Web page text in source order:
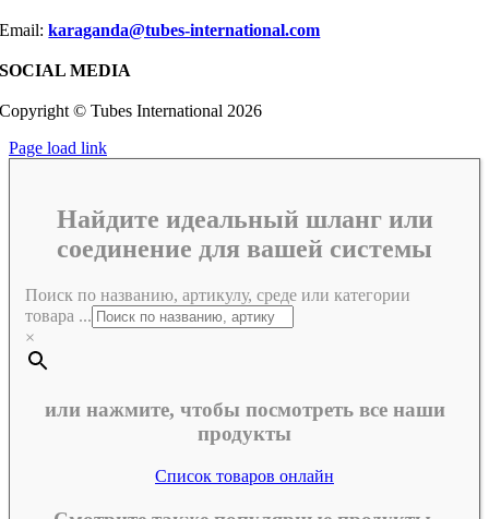
Email:karaganda@tubes-international.com
SOCIAL MEDIA
Copyright © Tubes International 2026
Page load link
Найдите идеальный шланг или
соединение для вашей системы
Поиск по названию, артикулу, среде или категории
товара ...
×
или нажмите, чтобы посмотреть все наши
продукты
Список товаров онлайн